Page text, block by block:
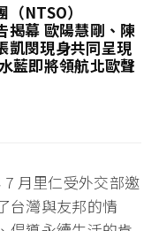
NTSO）
幕 歐陽慧剛、陳
凱閔現身共同呈現
藍即將領航北歐聲
月里仁受外交部邀
台灣與友邦的情